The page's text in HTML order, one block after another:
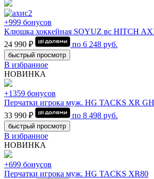
+999 бонусов
Клюшка хоккейная SOYUZ вс HITCH
24 990 ₽
по 6 248 руб.
быстрый просмотр
В избранное
НОВИНКА
+1359 бонусов
Перчатки игрока муж. HG TACKS XR
33 990 ₽
по 8 498 руб.
быстрый просмотр
В избранное
НОВИНКА
+699 бонусов
Перчатки игрока муж. HG TACKS XR80